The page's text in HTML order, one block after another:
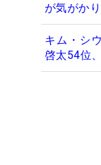
が気がか
キム・シ
啓太54位